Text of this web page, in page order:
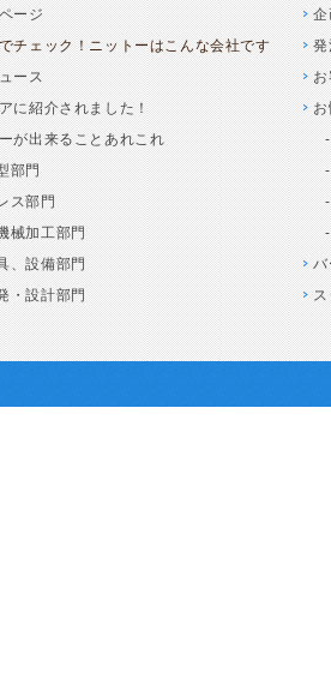
ージ
チェック！ニットーはこんな会社です
ース
に紹介されました！
が出来ることあれこれ
門
部門
加工部門
、設備部門
設計部門
企
発
お
お
バ
ス